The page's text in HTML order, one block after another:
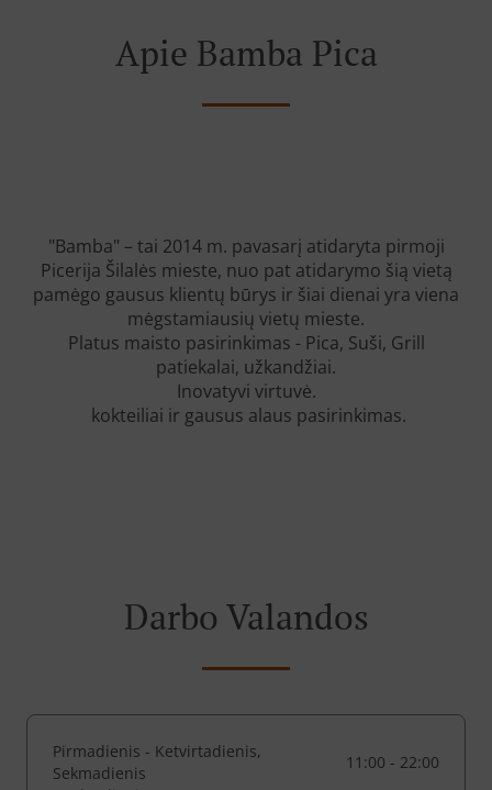
Apie Bamba Pica
"Bamba" – tai 2014 m. pavasarį atidaryta pirmoji
Picerija Šilalės mieste, nuo pat atidarymo šią vietą
pamėgo gausus klientų būrys ir šiai dienai yra viena
mėgstamiausių vietų mieste.
Platus maisto pasirinkimas - Pica, Suši, Grill
patiekalai, užkandžiai.
Inovatyvi virtuvė.
kokteiliai ir gausus alaus pasirinkimas.
Darbo Valandos
Pirmadienis - Ketvirtadienis,
Sekmadienis
11:00 - 22:00